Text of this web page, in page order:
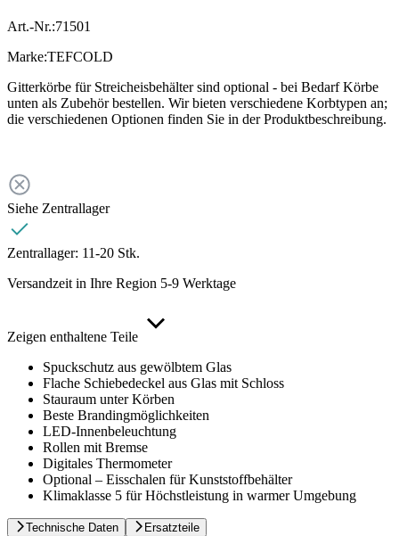
Art.-Nr.:71501
Marke:TEFCOLD
Gitterkörbe für Streicheisbehälter sind optional - bei Bedarf Körbe
unten als Zubehör bestellen. Wir bieten verschiedene Korbtypen an;
die verschiedenen Optionen finden Sie in der Produktbeschreibung.
Siehe Zentrallager
Zentrallager: 11-20 Stk.
Versandzeit in Ihre Region 5-9 Werktage
Zeigen enthaltene Teile
Spuckschutz aus gewölbtem Glas
Flache Schiebedeckel aus Glas mit Schloss
Stauraum unter Körben
Beste Brandingmöglichkeiten
LED-Innenbeleuchtung
Rollen mit Bremse
Digitales Thermometer
Optional – Eisschalen für Kunststoffbehälter
Klimaklasse 5 für Höchstleistung in warmer Umgebung
Technische Daten Ersatzteile